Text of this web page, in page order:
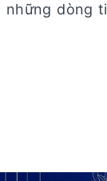
dòng